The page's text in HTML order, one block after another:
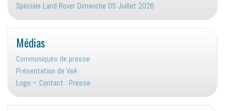
Spéciale Land Rover Dimanche 05 Juillet 2026
Médias
Communiqués de presse
Présentation de VeA
Logo – Contact : Presse